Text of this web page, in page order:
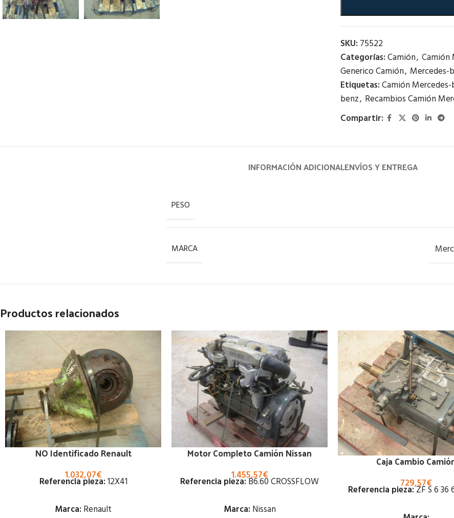
SKU: 75522
Categorías:Camión, Camión
Generico Camión, Mercedes-
Etiquetas:Camión
benz, Recambios Camión
Compartir:
INFORMACIÓN ADICIONALENVÍOS Y ENTREGA
PESO
MARCA
Productos relacionados
NO Identificado Renault
1.032,07€
Referencia pieza:12X41
Marca: Renault
Motor Completo Camión Nissan
1.455,57€
Referencia pieza:B6.60 CROSSFLOW
Marca: Nissan
Caja Cambio
729,57€
Referencia pieza:ZF S 6 36